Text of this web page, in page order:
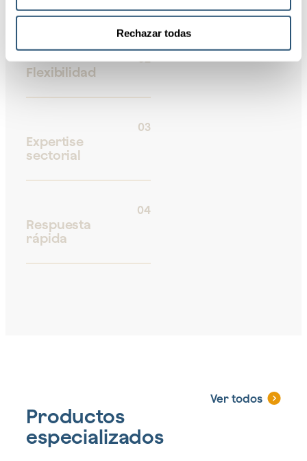
Rechazar todas
Flexibilidad
03
Expertise
sectorial
04
Respuesta
rápida
Productos
especializados
Ver todos